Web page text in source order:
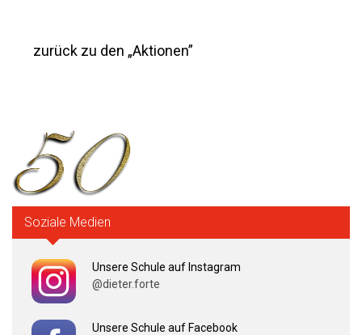
zurück zu den „Aktionen”
Soziale Medien
Unsere Schule auf Instagram
@dieter.forte
Unsere Schule auf Facebook